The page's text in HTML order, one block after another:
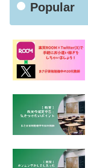
Popular